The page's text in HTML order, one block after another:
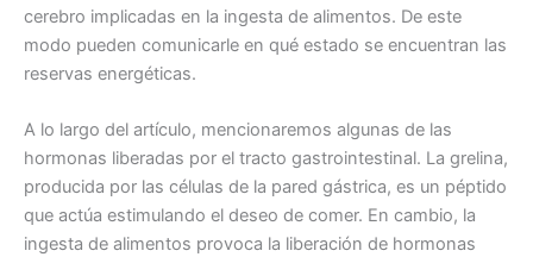
cerebro implicadas en la ingesta de alimentos. De este
modo pueden comunicarle en qué estado se encuentran las
reservas energéticas.
A lo largo del artículo, mencionaremos algunas de las
hormonas liberadas por el tracto gastrointestinal. La grelina,
producida por las células de la pared gástrica, es un péptido
que actúa estimulando el deseo de comer. En cambio, la
ingesta de alimentos provoca la liberación de hormonas